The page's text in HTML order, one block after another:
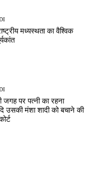
मध्यस्थता का वैश्विक
जगह पर पत्नी का रहना
उसकी मंशा शादी को बचाने की